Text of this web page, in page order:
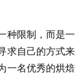
种限制，而是一
求自己的方式来
一名优秀的烘焙